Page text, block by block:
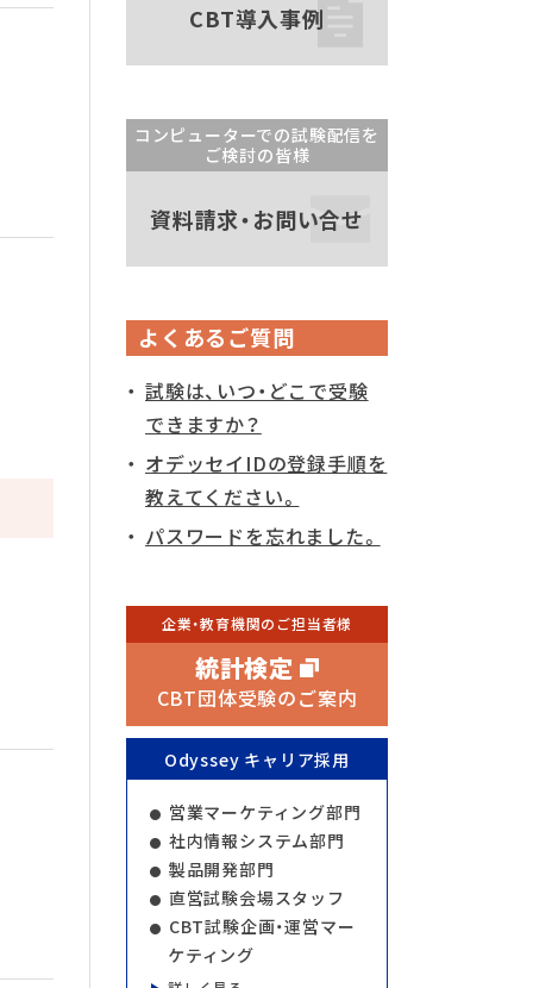
CBT導入事例
コンピューターでの試験配信を
ご検討の皆様
資料請求・お問い合せ
よくあるご質問
試験は、いつ・どこで受験
できますか？
オデッセイIDの登録手順を
教えてください。
パスワードを忘れました。
企業・教育機関のご担当者様
統計検定
CBT団体受験のご案内
Odyssey キャリア採用
営業マーケティング部門
社内情報システム部門
製品開発部門
直営試験会場スタッフ
CBT試験企画・運営マー
ケティング